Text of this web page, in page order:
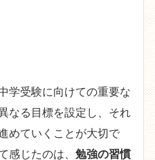
学受験に向けての重要な
なる目標を設定し、それ
めていくことが大切で
感じたのは、 勉強の習慣